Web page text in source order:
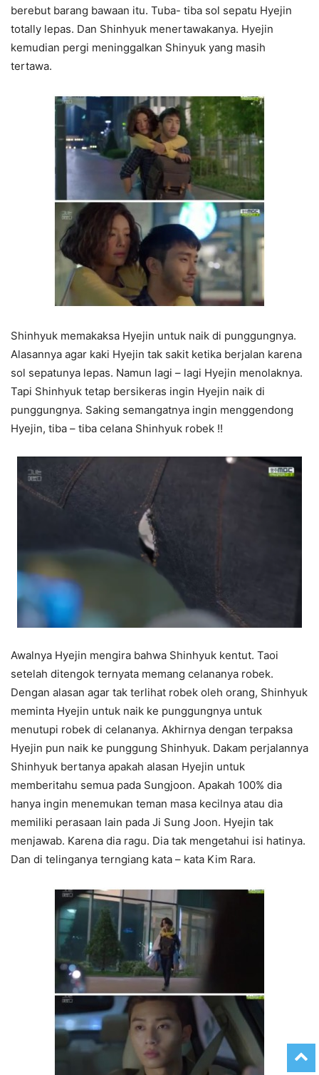
berebut barang bawaan itu. Tuba- tiba sol sepatu Hyejin
totally lepas. Dan Shinhyuk menertawakanya. Hyejin
kemudian pergi meninggalkan Shinyuk yang masih
tertawa.
Shinhyuk memakaksa Hyejin untuk naik di punggungnya.
Alasannya agar kaki Hyejin tak sakit ketika berjalan karena
sol sepatunya lepas. Namun lagi – lagi Hyejin menolaknya.
Tapi Shinhyuk tetap bersikeras ingin Hyejin naik di
punggungnya. Saking semangatnya ingin menggendong
Hyejin, tiba – tiba celana Shinhyuk robek !!
Awalnya Hyejin mengira bahwa Shinhyuk kentut. Taoi
setelah ditengok ternyata memang celananya robek.
Dengan alasan agar tak terlihat robek oleh orang, Shinhyuk
meminta Hyejin untuk naik ke punggungnya untuk
menutupi robek di celananya. Akhirnya dengan terpaksa
Hyejin pun naik ke punggung Shinhyuk. Dakam perjalannya
Shinhyuk bertanya apakah alasan Hyejin untuk
memberitahu semua pada Sungjoon. Apakah 100% dia
hanya ingin menemukan teman masa kecilnya atau dia
memiliki perasaan lain pada Ji Sung Joon. Hyejin tak
menjawab. Karena dia ragu. Dia tak mengetahui isi hatinya.
Dan di telinganya terngiang kata – kata Kim Rara.